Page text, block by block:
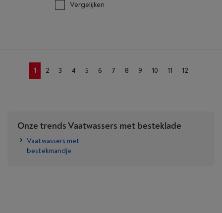
Vergelijken
1 2 3 4 5 6 7 8 9 10 11 12
Onze trends Vaatwassers met besteklade
Vaatwassers met
bestekmandje